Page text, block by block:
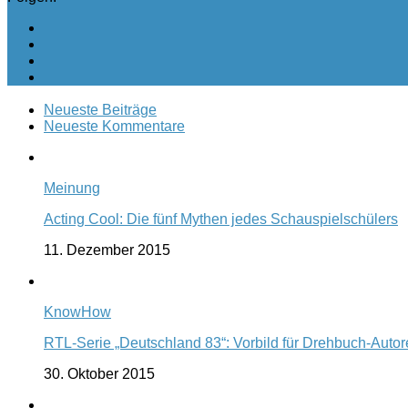
Neueste Beiträge
Neueste Kommentare
Meinung
Acting Cool: Die fünf Mythen jedes Schauspielschülers
11. Dezember 2015
KnowHow
RTL-Serie „Deutschland 83“: Vorbild für Drehbuch-
30. Oktober 2015